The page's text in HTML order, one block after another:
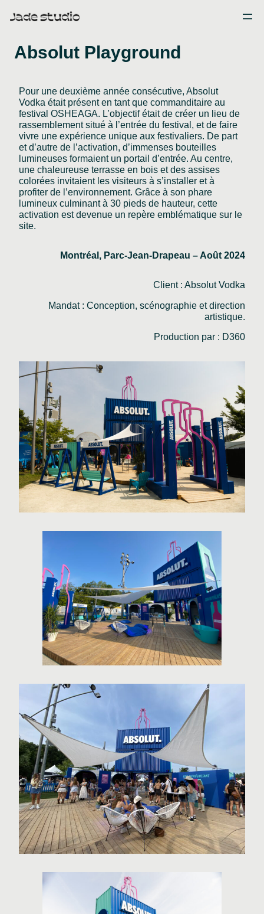
to
Absolut Playground
Pour une deuxième année consécutive, Absolut
Vodka était présent en tant que commanditaire au
festival OSHEAGA. L’objectif était de créer un lieu de
rassemblement situé à l’entrée du festival, et de faire
vivre une expérience unique aux festivaliers. De part
et d’autre de l’activation, d’immenses bouteilles
lumineuses formaient un portail d’entrée. Au centre,
une chaleureuse terrasse en bois et des assises
colorées invitaient les visiteurs à s’installer et à
profiter de l’environnement. Grâce à son phare
lumineux culminant à 30 pieds de hauteur, cette
activation est devenue un repère emblématique sur le
site.
Montréal, Parc-Jean-Drapeau – Août 2024
Client : Absolut Vodka
Mandat : Conception, scénographie et direction
artistique.
Production par : D360